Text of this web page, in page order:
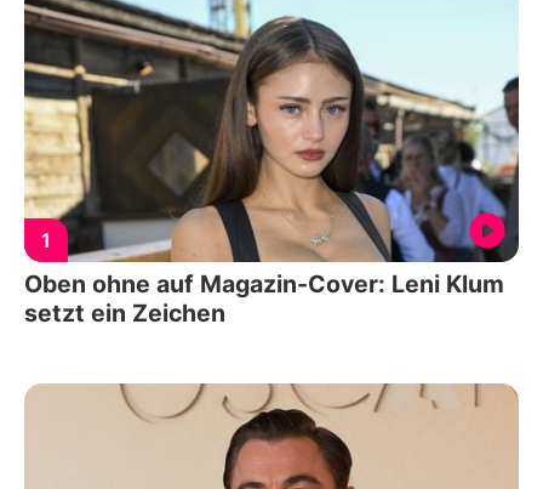
1
Oben ohne auf Magazin-Cover: Leni Klum
setzt ein Zeichen